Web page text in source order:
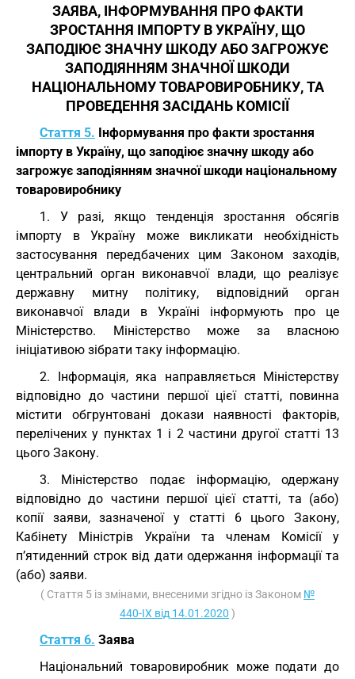
ЗАЯВА, ІНФОРМУВАННЯ ПРО ФАКТИ
ЗРОСТАННЯ ІМПОРТУ В УКРАЇНУ, ЩО
ЗАПОДІЮЄ ЗНАЧНУ ШКОДУ АБО ЗАГРОЖУЄ
ЗАПОДІЯННЯМ ЗНАЧНОЇ ШКОДИ
НАЦІОНАЛЬНОМУ ТОВАРОВИРОБНИКУ, ТА
ПРОВЕДЕННЯ ЗАСІДАНЬ КОМІСІЇ
Стаття 5. Інформування про факти зростання
імпорту в Україну, що заподіює значну шкоду або
загрожує заподіянням значної шкоди національному
товаровиробнику
1. У разі, якщо тенденція зростання обсягів
імпорту в Україну може викликати необхідність
застосування передбачених цим Законом заходів,
центральний орган виконавчої влади, що реалізує
державну митну політику, відповідний орган
виконавчої влади в Україні інформують про це
Міністерство. Міністерство може за власною
ініціативою зібрати таку інформацію.
2. Інформація, яка направляється Міністерству
відповідно до частини першої цієї статті, повинна
містити обгрунтовані докази наявності факторів,
перелічених у пунктах 1 і 2 частини другої статті 13
цього Закону.
3. Міністерство подає інформацію, одержану
відповідно до частини першої цієї статті, та (або)
копії заяви, зазначеної у статті 6 цього Закону,
Кабінету Міністрів України та членам Комісії у
п’ятиденний строк від дати одержання інформації та
(або) заяви.
( Стаття 5 із змінами, внесеними згідно із Законом №
440-IX від 14.01.2020 )
Стаття 6. Заява
Національний товаровиробник може подати до